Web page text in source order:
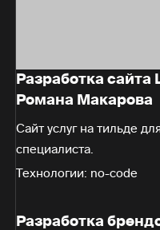
Разработка
Романа Макарова
Сайт услуг на тильде
специалиста.
Технологии: no-code
Разработка